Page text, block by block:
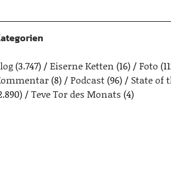
(3.747) Eiserne Ketten (16) Foto
(8) Podcast(96)
State of
Teve Tor des Monats (4)